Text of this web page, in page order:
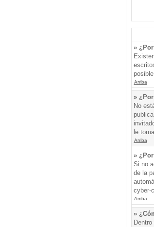
»
Arriba
»
No
le
Arriba
»
Si no
de la
cyber-
Arriba
»